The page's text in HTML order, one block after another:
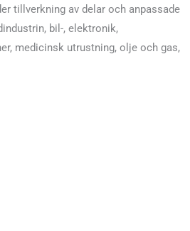
tillverkning av delar och anpassade
bil-, elektronik,
medicinsk utrustning, olje och gas,